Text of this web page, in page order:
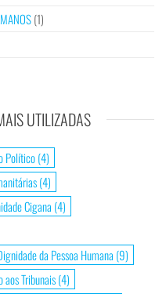
(1)
UTILIZADAS
Político(4)
(4)
Cigana (4)
da Pessoa Humana (9)
aos Tribunais(4)